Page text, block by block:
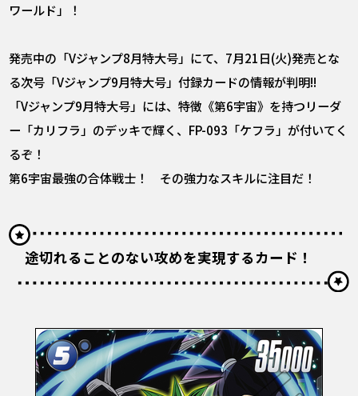
ワールド」！
発売中の「Vジャンプ8月特大号」にて、7月21日(火)発売とな
る次号「Vジャンプ9月特大号」付録カードの情報が判明!!
「Vジャンプ9月特大号」には、特徴《第6宇宙》を持つリーダ
ー「カリフラ」のデッキで輝く、FP-093「ケフラ」が付いてく
るぞ！
第6宇宙最強の合体戦士！ その強力なスキルに注目だ！
途切れることのない攻めを実現するカード！